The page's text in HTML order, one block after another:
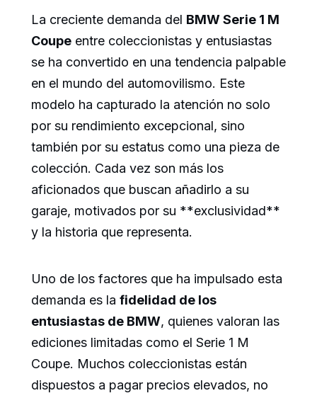
La creciente demanda del BMW Serie 1 M
Coupe entre coleccionistas y entusiastas
se ha convertido en una tendencia palpable
en el mundo del automovilismo. Este
modelo ha capturado la atención no solo
por su rendimiento excepcional, sino
también por su estatus como una pieza de
colección. Cada vez son más los
aficionados que buscan añadirlo a su
garaje, motivados por su **exclusividad**
y la historia que representa.
Uno de los factores que ha impulsado esta
demanda es la fidelidad de los
entusiastas de BMW, quienes valoran las
ediciones limitadas como el Serie 1 M
Coupe. Muchos coleccionistas están
dispuestos a pagar precios elevados, no